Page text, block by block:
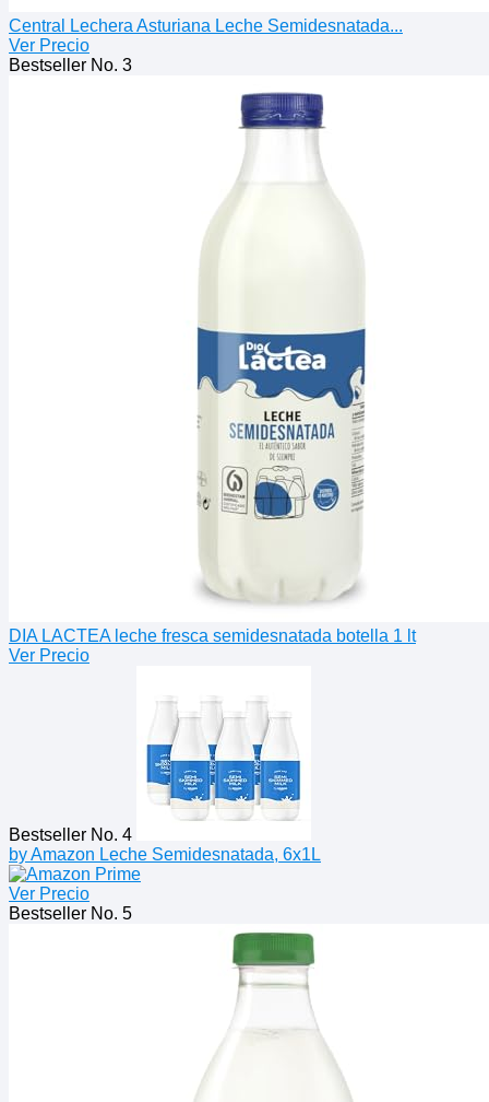
Central Lechera Asturiana Leche Semidesnatada...
Ver Precio
Bestseller No. 3
DIA LACTEA leche fresca semidesnatada botella 1 lt
Ver Precio
Bestseller No. 4
by Amazon Leche Semidesnatada, 6x1L
Ver Precio
Bestseller No. 5